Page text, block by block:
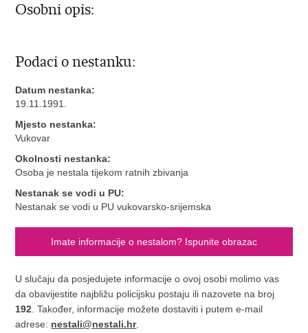
Osobni opis:
Podaci o nestanku:
Datum nestanka:
19.11.1991.
Mjesto nestanka:
Vukovar
Okolnosti nestanka:
Osoba je nestala tijekom ratnih zbivanja
Nestanak se vodi u PU:
Nestanak se vodi u PU vukovarsko-srijemska
Imate informacije o nestalom? Ispunite obrazac
U slučaju da posjedujete informacije o ovoj osobi molimo vas
da obavijestite najbližu policijsku postaju ili nazovete na broj
192. Također, informacije možete dostaviti i putem e-mail
adrese: nestali@nestali.hr.